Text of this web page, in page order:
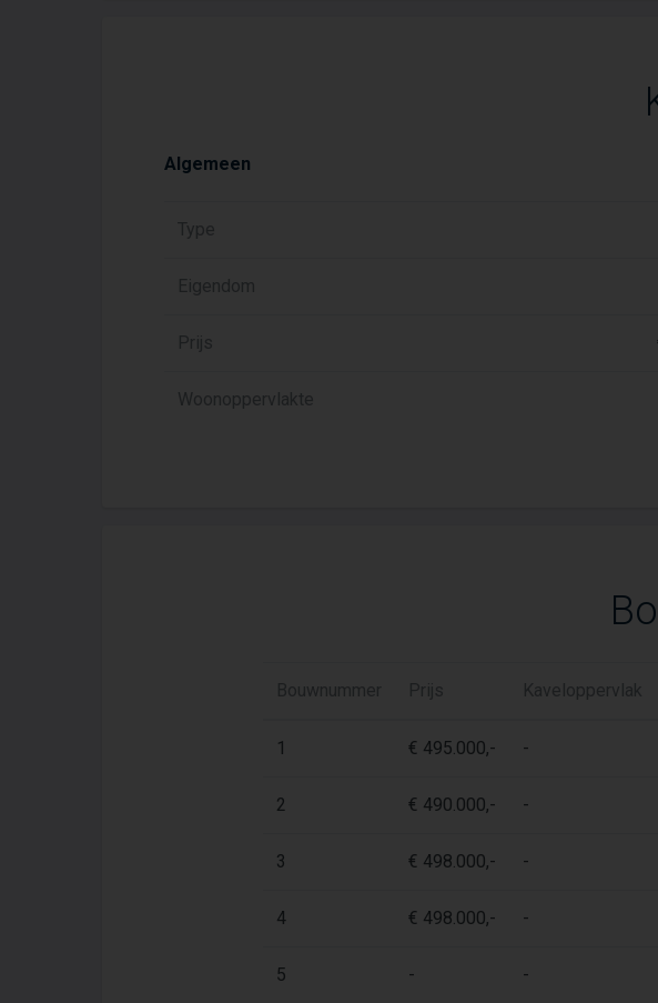
Algemeen
Type
Eigendom
Prijs
Woonoppervlakte
Bouwnummer Prijs Kaveloppervlak
1 € 495.000,- -
2 € 490.000,- -
3 € 498.000,- -
4 € 498.000,- -
5 - -